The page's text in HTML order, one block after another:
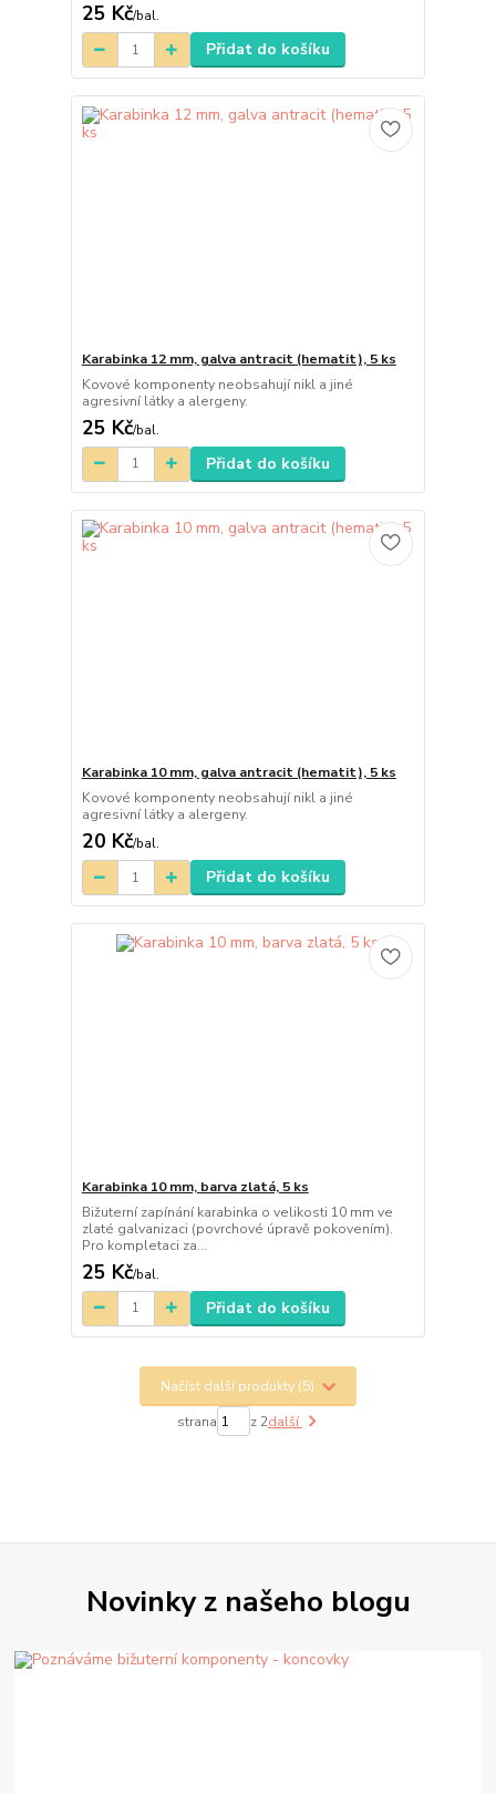
25 Kč/bal.
Přidat do košíku
Karabinka 12 mm, galva antracit (hematit), 5 ks
Kovové komponenty neobsahují nikl a jiné
agresivní látky a alergeny.
25 Kč/bal.
Přidat do košíku
Karabinka 10 mm, galva antracit (hematit), 5 ks
Kovové komponenty neobsahují nikl a jiné
agresivní látky a alergeny.
20 Kč/bal.
Přidat do košíku
Karabinka 10 mm, barva zlatá, 5 ks
Bižuterní zapínání karabinka o velikosti 10 mm ve
zlaté galvanizaci (povrchové úpravě pokovením).
Pro kompletaci za...
25 Kč/bal.
Přidat do košíku
Načíst další produkty (5)
strana z 2další
Novinky z našeho blogu